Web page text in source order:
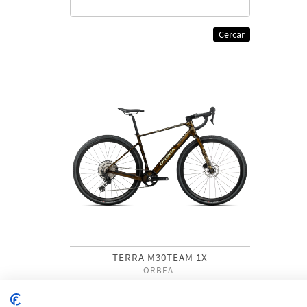
Cercar
TERRA M30TEAM 1X
ORBEA